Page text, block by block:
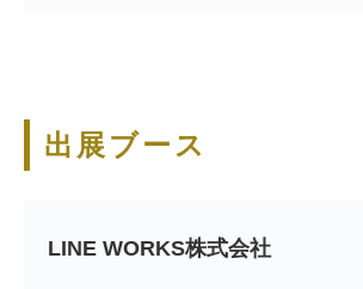
出展ブース
LINE WORKS株式会社